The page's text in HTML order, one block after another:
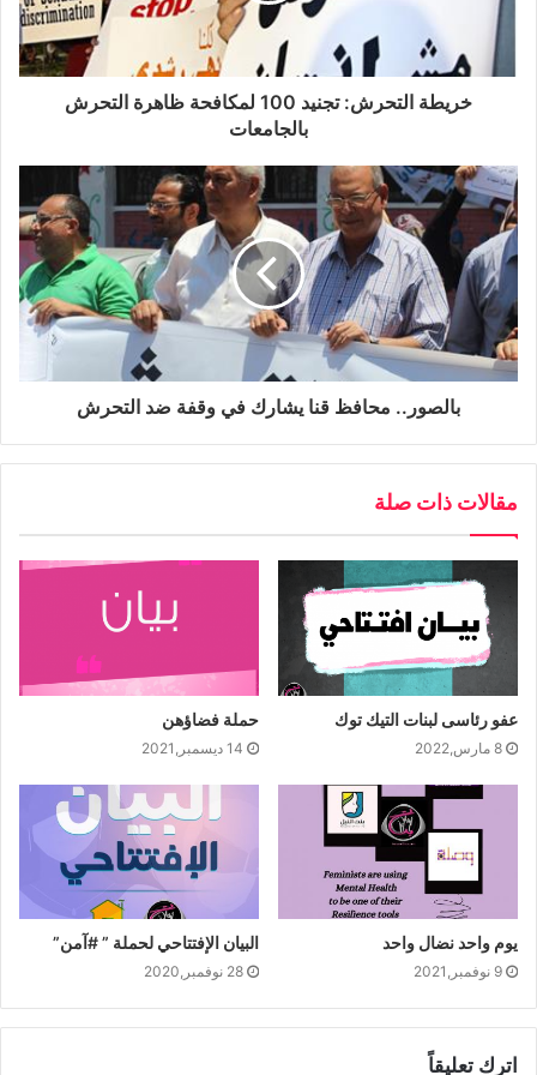
خريطة التحرش: تجنيد 100 لمكافحة ظاهرة التحرش
بالجامعات
بالصور.. محافظ قنا يشارك في وقفة ضد التحرش
مقالات ذات صلة
عفو رئاسى لبنات التيك توك
8 مارس,2022
حملة فضاؤهن
14 ديسمبر,2021
يوم واحد نضال واحد
9 نوفمبر,2021
البيان الإفتتاحي لحملة ” #آمن”
28 نوفمبر,2020
اترك تعليقاً